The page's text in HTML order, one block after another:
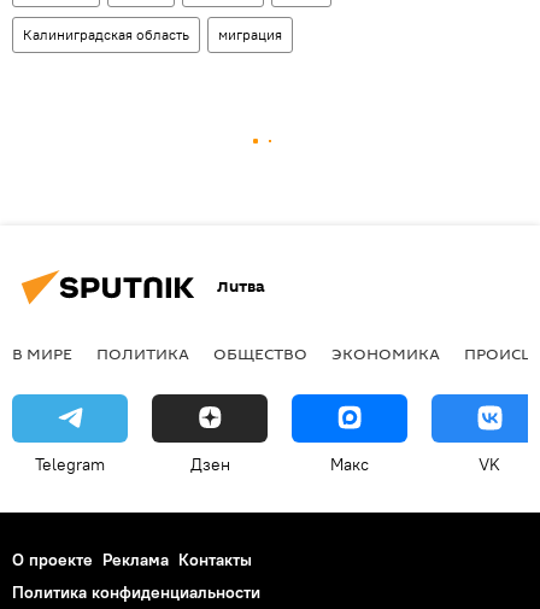
Калиниградская область миграция
Литва
В МИРЕ ПОЛИТИКА ОБЩЕСТВО ЭКОНОМИКА
Telegram Дзен Макс VK
О проекте Реклама Контакты
Политика конфиденциальности